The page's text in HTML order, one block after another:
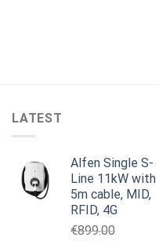
LATEST
Alfen Single S-
Line 11kW with
5m cable, MID,
RFID, 4G
€899.00